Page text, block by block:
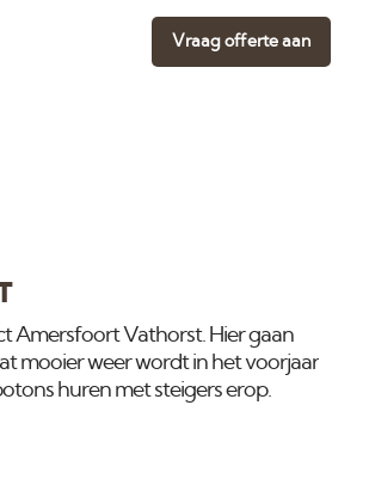
Vraag offerte aan
Amersfoort Vathorst. Hier gaan
mooier weer wordt in het voorjaar
huren met steigers erop.